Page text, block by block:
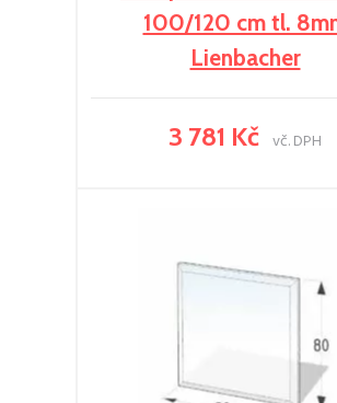
100/120 cm tl.
Lienbacher
3 781 Kč vč. DPH